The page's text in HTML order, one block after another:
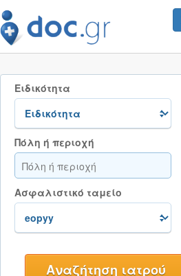
Ειδικότητα
Πόλη ή περιοχή
Ασφαλιστικό ταμείο